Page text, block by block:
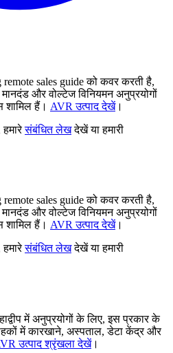
remote sales guide को कवर करती है,
और वोल्टेज विनियमन अनुप्रयोगों
शामिल हैं। AVR उत्पाद देखें।
हमारेसंबंधित लेखदेखें या हमारी
remote sales guide को कवर करती है,
और वोल्टेज विनियमन अनुप्रयोगों
शामिल हैं। AVR उत्पाद देखें।
हमारेसंबंधित लेखदेखें या हमारी
में अनुप्रयोगों के लिए, इस प्रकार के
में कारखाने, अस्पताल, डेटा केंद्र और
उत्पाद श्रृंखला देखें।